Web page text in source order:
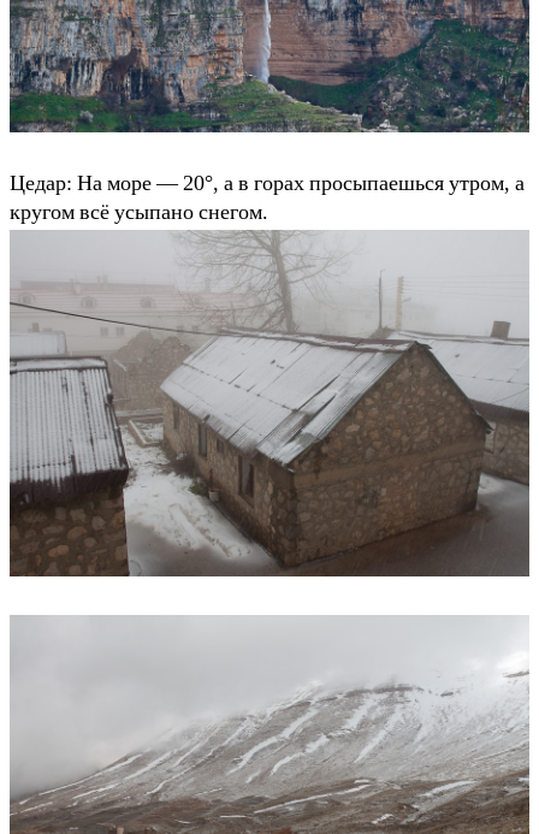
Цедар: На море — 20°, а в горах просыпаешься утром, а
кругом всё усыпано снегом.